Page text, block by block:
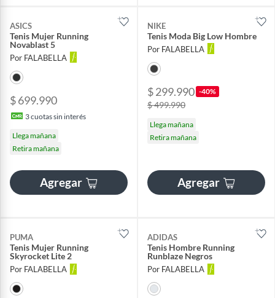
ASICS
Tenis Mujer Running
Novablast 5
Por FALABELLA
$ 699.990
3cuotas sin interés
Llega mañana
Retira mañana
Agregar
NIKE
Tenis Moda Big Low Hombre
Por FALABELLA
$ 299.990 -40%
$ 499.990
Llega mañana
Retira mañana
Agregar
PUMA
Tenis Mujer Running
Skyrocket Lite 2
Por FALABELLA
ADIDAS
Tenis Hombre Running
Runblaze Negros
Por FALABELLA